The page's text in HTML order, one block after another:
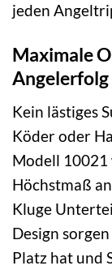
jeden
Maximale
Angelerfolg
Kein lästiges
Köder oder
Modell 10021
Höchstmaß
Kluge
Design
Platz hat und